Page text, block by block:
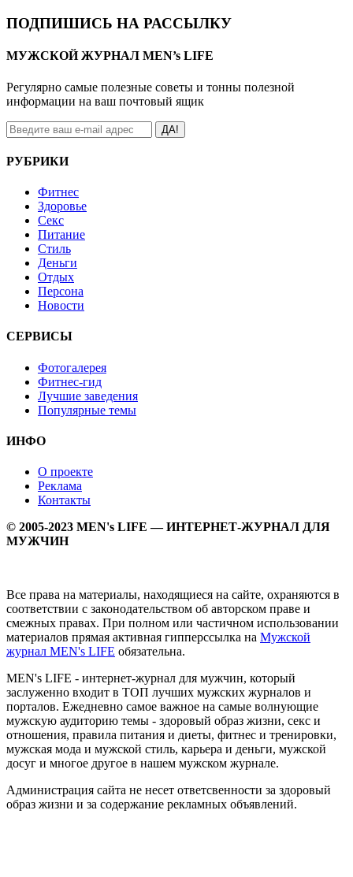
ПОДПИШИСЬ НА РАССЫЛКУ
МУЖСКОЙ ЖУРНАЛ MEN’s LIFE
Регулярно самые полезные советы и тонны полезной
информации на ваш почтовый ящик
ДА!
РУБРИКИ
Фитнес
Здоровье
Секс
Питание
Стиль
Деньги
Отдых
Персона
Новости
СЕРВИСЫ
Фотогалерея
Фитнес-гид
Лучшие заведения
Популярные темы
ИНФО
О проекте
Реклама
Контакты
© 2005-2023 MEN's LIFE — ИНТЕРНЕТ-ЖУРНАЛ ДЛЯ
МУЖЧИН
Все права на материалы, находящиеся на сайте, охраняются в
соответствии с законодательством об авторском праве и
смежных правах. При полном или частичном использовании
материалов прямая активная гипперссылка на Мужской
журнал MEN's LIFE обязательна.
MEN's LIFE - интернет-журнал для мужчин, который
заслуженно входит в ТОП лучших мужских журналов и
порталов. Ежедневно самое важное на самые волнующие
мужскую аудиторию темы - здоровый образ жизни, секс и
отношения, правила питания и диеты, фитнес и тренировки,
мужская мода и мужской стиль, карьера и деньги, мужской
досуг и многое другое в нашем мужском журнале.
Администрация сайта не несет ответсвенности за здоровый
образ жизни и за содержание рекламных объявлений.